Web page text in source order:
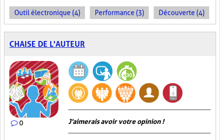
Outil électronique (4) Performance (3) Découverte (4)
CHAISE DE L'AUTEUR
0 J'aimerais avoir votre opinion !